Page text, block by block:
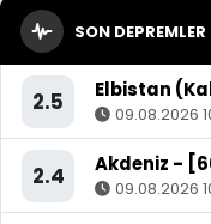
SON DEPREMLER
2.5 Elbistan
09.08.2026
2.4 Akdeniz -
09.08.2026